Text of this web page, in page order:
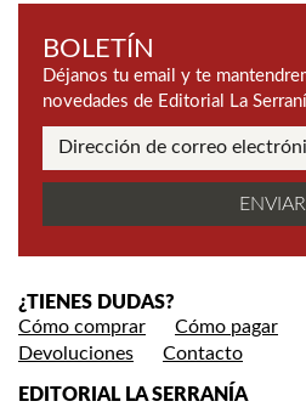
BOLETÍN
Déjanos tu email y te
novedades de Editorial La
¿TIENES DUDAS?
Cómo comprar
Cómo pagar
Devoluciones
Contacto
EDITORIAL LA SERRANÍA